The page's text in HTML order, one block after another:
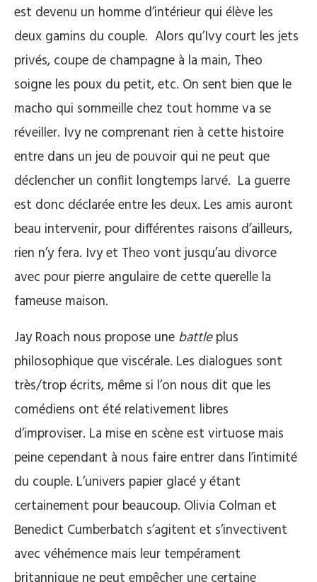
est devenu un homme d’intérieur qui élève les
deux gamins du couple. Alors qu’Ivy court les jets
privés, coupe de champagne à la main, Theo
soigne les poux du petit, etc. On sent bien que le
macho qui sommeille chez tout homme va se
réveiller. Ivy ne comprenant rien à cette histoire
entre dans un jeu de pouvoir qui ne peut que
déclencher un conflit longtemps larvé. La guerre
est donc déclarée entre les deux. Les amis auront
beau intervenir, pour différentes raisons d’ailleurs,
rien n’y fera. Ivy et Theo vont jusqu’au divorce
avec pour pierre angulaire de cette querelle la
fameuse maison.
Jay Roach nous propose une battleplus
philosophique que viscérale. Les dialogues sont
très/trop écrits, même si l’on nous dit que les
comédiens ont été relativement libres
d’improviser. La mise en scène est virtuose mais
peine cependant à nous faire entrer dans l’intimité
du couple. L’univers papier glacé y étant
certainement pour beaucoup. Olivia Colman et
Benedict Cumberbatch s’agitent et s’invectivent
avec véhémence mais leur tempérament